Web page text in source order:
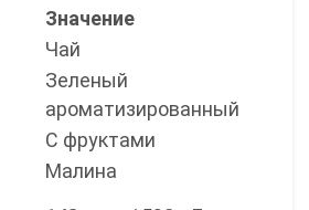
Значение
Чай
Зеленый
ароматизированный
С фруктами
Малина